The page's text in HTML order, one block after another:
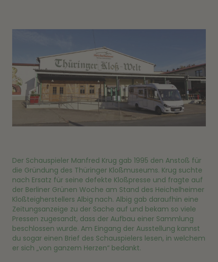
Der Schauspieler Manfred Krug gab 1995 den Anstoß für
die Gründung des Thüringer Kloßmuseums. Krug suchte
nach Ersatz für seine defekte Kloßpresse und fragte auf
der Berliner Grünen Woche am Stand des Heichelheimer
Kloßteigherstellers Albig nach. Albig gab daraufhin eine
Zeitungsanzeige zu der Sache auf und bekam so viele
Pressen zugesandt, dass der Aufbau einer Sammlung
beschlossen wurde. Am Eingang der Ausstellung kannst
du sogar einen Brief des Schauspielers lesen, in welchem
er sich „von ganzem Herzen“ bedankt.